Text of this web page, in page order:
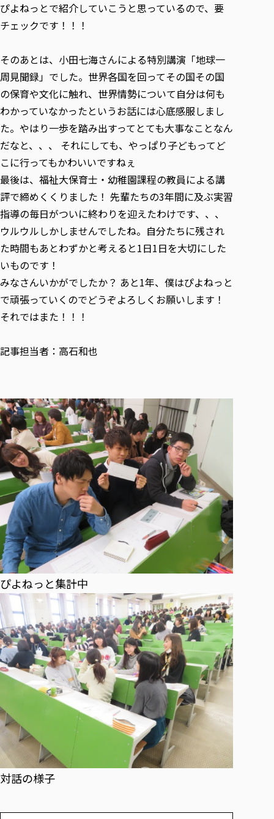
ぴよねっとで紹介していこうと思っているので、要
チェックです！！！
そのあとは、小田七海さんによる特別講演「地球一
周見聞録」でした。世界各国を回ってその国その国
の保育や文化に触れ、世界情勢について自分は何も
わかっていなかったというお話には心底感服しまし
た。やはり一歩を踏み出すってとても大事なことなん
だなと、、、 それにしても、やっぱり子どもってど
こに行ってもかわいいですねぇ
最後は、福祉大保育士・幼稚園課程の教員による講
評で締めくくりました！ 先輩たちの3年間に及ぶ実習
指導の毎日がついに終わりを迎えたわけです、、、
ウルウルしかしませんでしたね。自分たちに残され
た時間もあとわずかと考えると1日1日を大切にした
いものです！
みなさんいかがでしたか？ あと1年、僕はぴよねっと
で頑張っていくのでどうぞよろしくお願いします！
それではまた！！！
記事担当者：高石和也
ぴよねっと集計中
対話の様子